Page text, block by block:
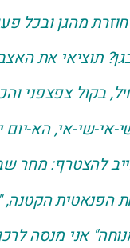
מהגן ובכל
תוציאי את
בקול צפצפני
אי-שי-אי, הא-יום
להצטרף: מחר
הפנאטית הקטנה,
אני מנסה